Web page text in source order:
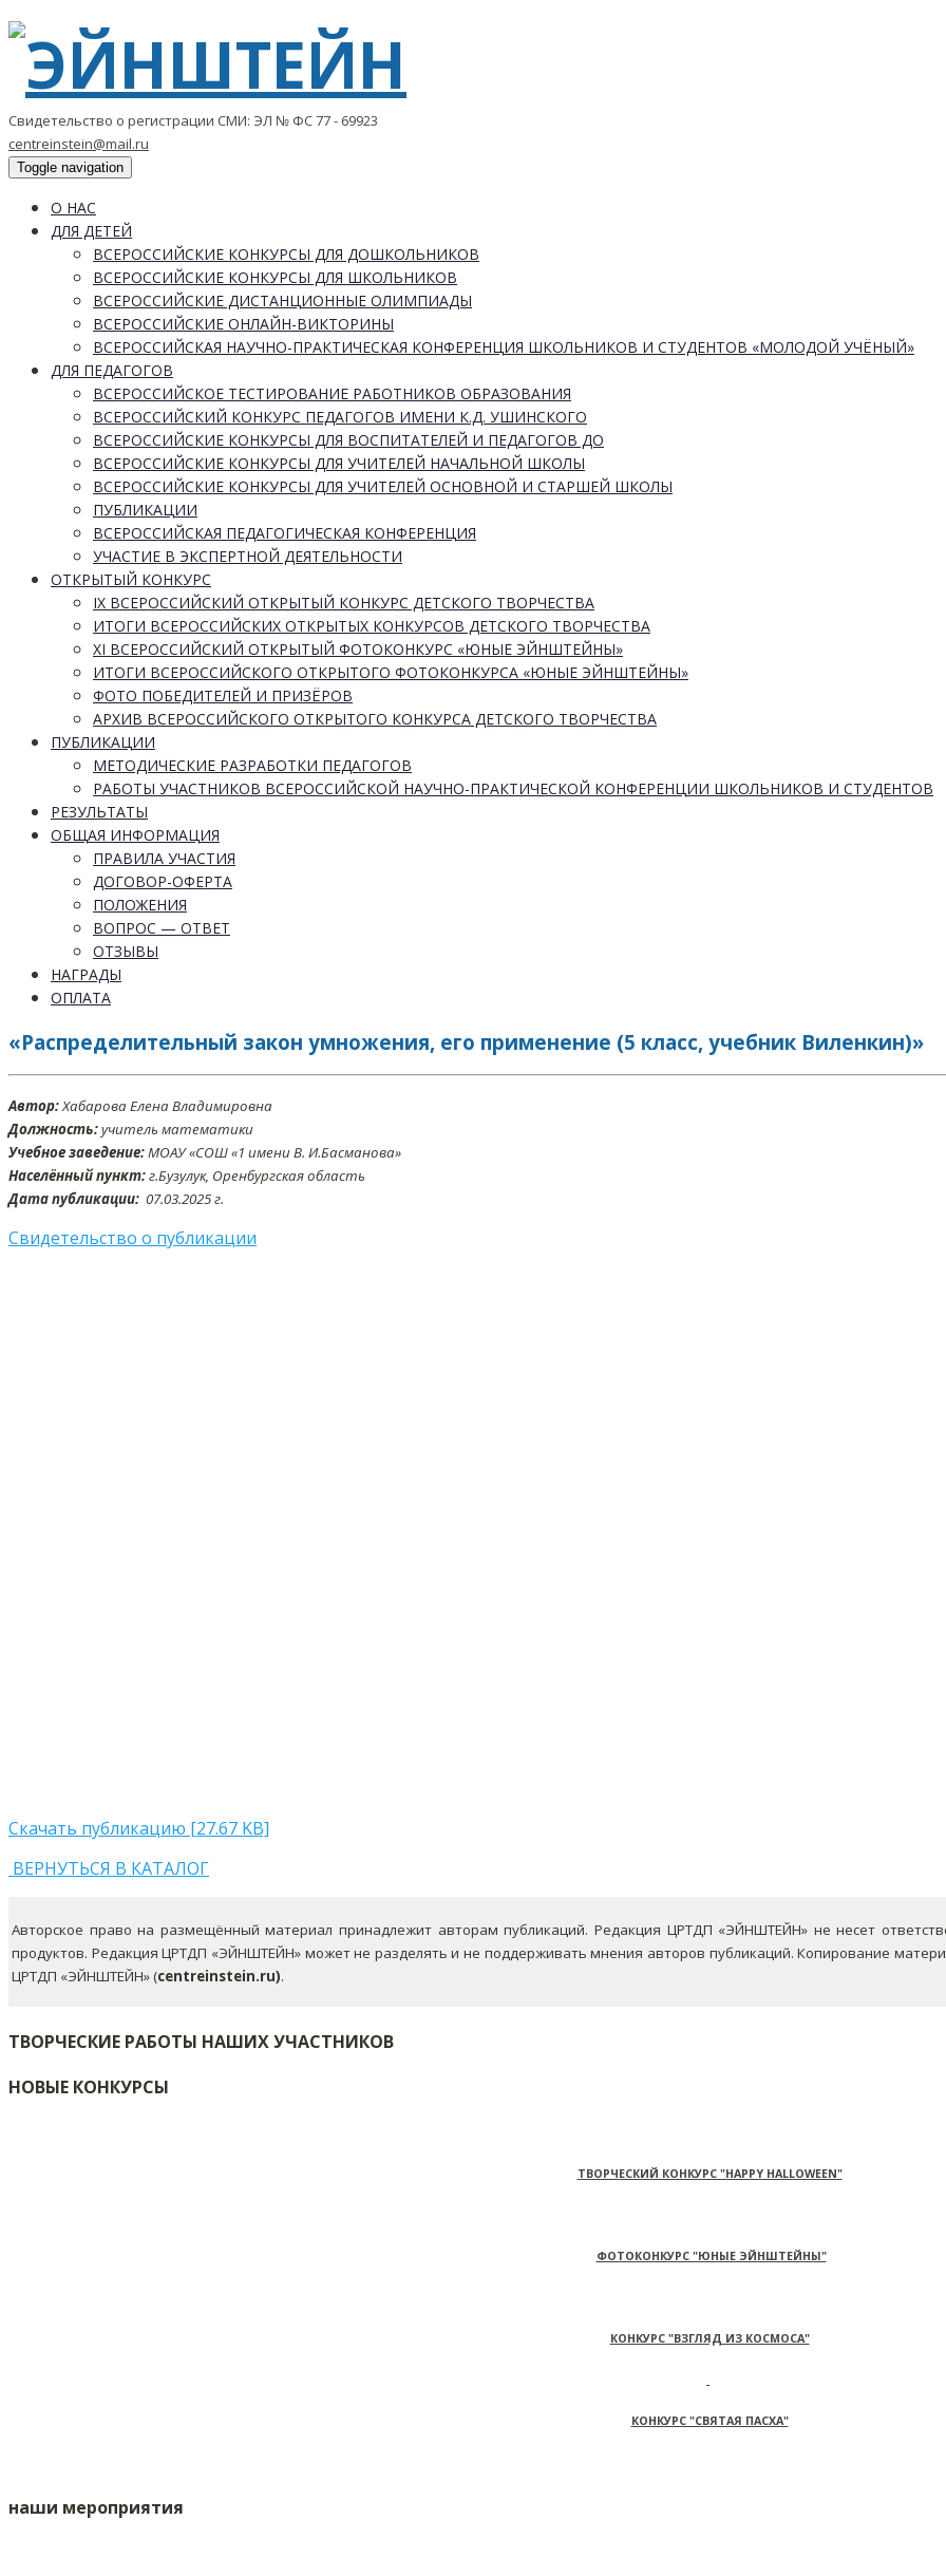
Свидетельство о регистрации СМИ: ЭЛ № ФС 77 - 69923
centreinstein@mail.ru
Toggle navigation
О НАС
ДЛЯ ДЕТЕЙ
ВСЕРОССИЙСКИЕ КОНКУРСЫ ДЛЯ ДОШКОЛЬНИКОВ
ВСЕРОССИЙСКИЕ КОНКУРСЫ ДЛЯ ШКОЛЬНИКОВ
ВСЕРОССИЙСКИЕ ДИСТАНЦИОННЫЕ ОЛИМПИАДЫ
ВСЕРОССИЙСКИЕ ОНЛАЙН-ВИКТОРИНЫ
ВСЕРОССИЙСКАЯ НАУЧНО-ПРАКТИЧЕСКАЯ КОНФЕРЕНЦИЯ ШКОЛЬНИКОВ И СТУДЕНТОВ «МОЛОДОЙ УЧЁНЫЙ»
ДЛЯ ПЕДАГОГОВ
ВСЕРОССИЙСКОЕ ТЕСТИРОВАНИЕ РАБОТНИКОВ ОБРАЗОВАНИЯ
ВСЕРОССИЙСКИЙ КОНКУРС ПЕДАГОГОВ ИМЕНИ К.Д. УШИНСКОГО
ВСЕРОССИЙСКИЕ КОНКУРСЫ ДЛЯ ВОСПИТАТЕЛЕЙ И ПЕДАГОГОВ ДО
ВСЕРОССИЙСКИЕ КОНКУРСЫ ДЛЯ УЧИТЕЛЕЙ НАЧАЛЬНОЙ ШКОЛЫ
ВСЕРОССИЙСКИЕ КОНКУРСЫ ДЛЯ УЧИТЕЛЕЙ ОСНОВНОЙ И СТАРШЕЙ ШКОЛЫ
ПУБЛИКАЦИИ
ВСЕРОССИЙСКАЯ ПЕДАГОГИЧЕСКАЯ КОНФЕРЕНЦИЯ
УЧАСТИЕ В ЭКСПЕРТНОЙ ДЕЯТЕЛЬНОСТИ
ОТКРЫТЫЙ КОНКУРС
IX ВСЕРОССИЙСКИЙ ОТКРЫТЫЙ КОНКУРС ДЕТСКОГО ТВОРЧЕСТВА
ИТОГИ ВСЕРОССИЙСКИХ ОТКРЫТЫХ КОНКУРСОВ ДЕТСКОГО ТВОРЧЕСТВА
XI ВСЕРОССИЙСКИЙ ОТКРЫТЫЙ ФОТОКОНКУРС «ЮНЫЕ ЭЙНШТЕЙНЫ»
ИТОГИ ВСЕРОССИЙСКОГО ОТКРЫТОГО ФОТОКОНКУРСА «ЮНЫЕ ЭЙНШТЕЙНЫ»
ФОТО ПОБЕДИТЕЛЕЙ И ПРИЗЁРОВ
АРХИВ ВСЕРОССИЙСКОГО ОТКРЫТОГО КОНКУРСА ДЕТСКОГО ТВОРЧЕСТВА
ПУБЛИКАЦИИ
МЕТОДИЧЕСКИЕ РАЗРАБОТКИ ПЕДАГОГОВ
РАБОТЫ УЧАСТНИКОВ ВСЕРОССИЙСКОЙ НАУЧНО-ПРАКТИЧЕСКОЙ КОНФЕРЕНЦИИ ШКОЛЬНИКОВ И СТУДЕНТОВ
РЕЗУЛЬТАТЫ
ОБЩАЯ ИНФОРМАЦИЯ
ПРАВИЛА УЧАСТИЯ
ДОГОВОР-ОФЕРТА
ПОЛОЖЕНИЯ
ВОПРОС — ОТВЕТ
ОТЗЫВЫ
НАГРАДЫ
ОПЛАТА
«Распределительный закон умножения, его применение (5 класс, учебник Виленкин)»
Автор:Хабарова Елена Владимировна
Должность:учитель математики
Учебное заведение:МОАУ «СОШ «1 имени В. И.Басманова»
Населённый пункт:г.Бузулук, Оренбургская область
Дата публикации: 07.03.2025 г.
Свидетельство о публикации
Скачать публикацию [27.67 KB]
ВЕРНУТЬСЯ В КАТАЛОГ
Авторское право на размещённый материал принадлежит авторам публикаций. Редакция ЦРТДП «ЭЙНШТЕЙН» не несет
продуктов. Редакция ЦРТДП «ЭЙНШТЕЙН» может не разделять и не поддерживать мнения авторов публикаций.Копирование
ЦРТДП «ЭЙНШТЕЙН» (centreinstein.ru).
ТВОРЧЕСКИЕ РАБОТЫ НАШИХ УЧАСТНИКОВ
НОВЫЕ КОНКУРСЫ
ТВОРЧЕСКИЙ КОНКУРС "HAPPY HALLOWEEN"
ФОТОКОНКУРС "ЮНЫЕ ЭЙНШТЕЙНЫ"
КОНКУРС "ВЗГЛЯД ИЗ КОСМОСА"
КОНКУРС "СВЯТАЯ ПАСХА"
наши мероприятия